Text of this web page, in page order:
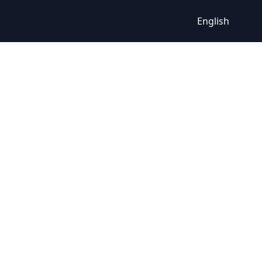
English